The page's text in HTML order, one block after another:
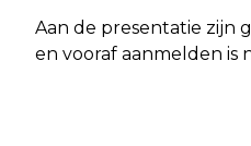
Aan de presentatie zijn
en vooraf aanmelden is